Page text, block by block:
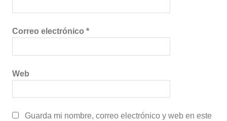
Correo electrónico *
Web
Guarda mi nombre, correo electrónico y web en este